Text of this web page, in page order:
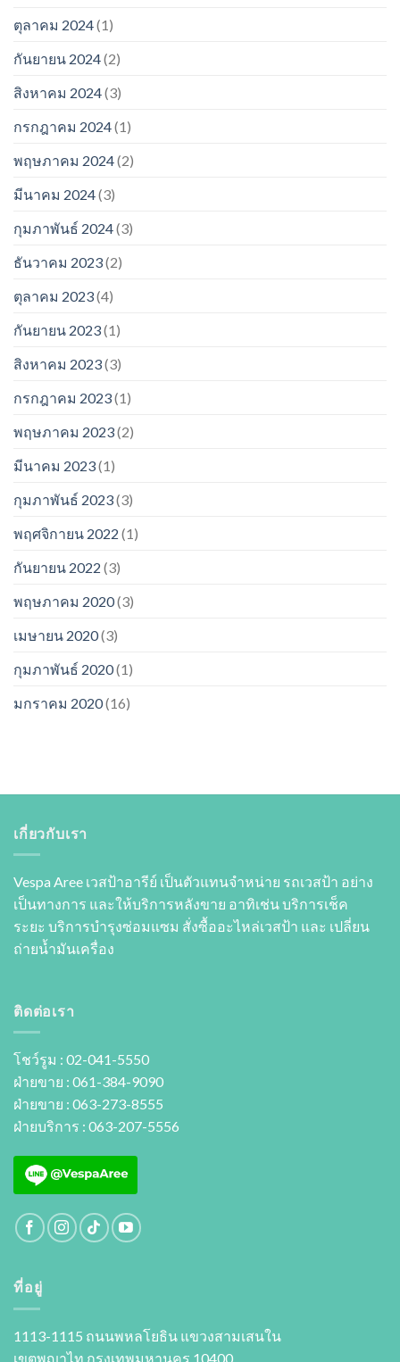
ตุลาคม 2024(1)
กันยายน 2024(2)
สิงหาคม 2024(3)
กรกฎาคม 2024(1)
พฤษภาคม 2024(2)
มีนาคม 2024(3)
กุมภาพันธ์ 2024(3)
ธันวาคม 2023(2)
ตุลาคม 2023(4)
กันยายน 2023(1)
สิงหาคม 2023(3)
กรกฎาคม 2023(1)
พฤษภาคม 2023(2)
มีนาคม 2023(1)
กุมภาพันธ์ 2023(3)
พฤศจิกายน 2022 (1)
กันยายน 2022 (3)
พฤษภาคม 2020(3)
เมษายน 2020(3)
กุมภาพันธ์ 2020(1)
มกราคม 2020(16)
เกี่ยวกับเรา
Vespa Aree เวสป้าอารีย์ เป็นตัวแทนจำหน่าย รถเวสป้า อย่าง
เป็นทางการ และให้บริการหลังขาย อาทิเช่น บริการเช็ค
ระยะ บริการบำรุงซ่อมแซม สั่งซื้ออะไหล่เวสป้า และ เปลี่ยน
ถ่ายนํ้ามันเครื่อง
ติดต่อเรา
โชว์รูม : 02-041-5550
ฝ่ายขาย : 061-384-9090
ฝ่ายขาย : 063-273-8555
ฝ่ายบริการ : 063-207-5556
ที่อยู่
1113-1115 ถนนพหลโยธิน แขวงสามเสนใน
เขตพญาไท กรุงเทพมหานคร 10400